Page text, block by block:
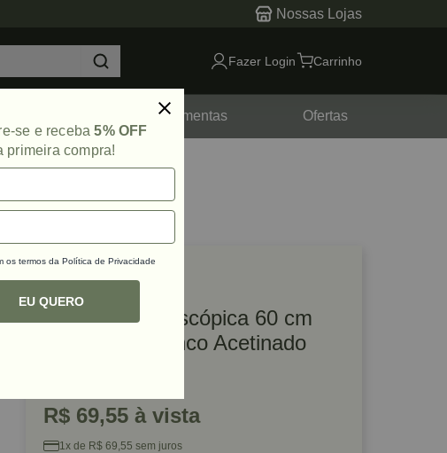
Nossas Lojas
Fazer Login Carrinho
Ferramentas Ofertas
Ref: 49799
Corrediça Telescópica 60 cm
TT45 50 kg Zinco Acetinado
R$ 69,55 à vista
1x de R$ 69,55 sem juros
se e receba5% OFF
primeira compra!
os termos da Política de Privacidade
EU QUERO